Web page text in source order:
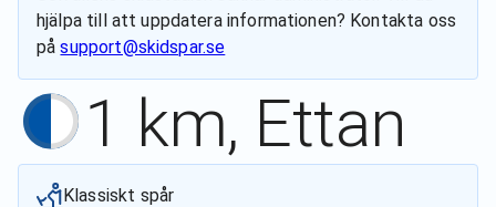
hjälpa till att uppdatera informationen? Kontakta oss
på support@skidspar.se
1 km, Ettan
Klassiskt spår